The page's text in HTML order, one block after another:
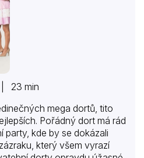
23 min
mega dortů, tito
Pořádný dort má rád
party, kde by se dokázali
který všem vyrazí